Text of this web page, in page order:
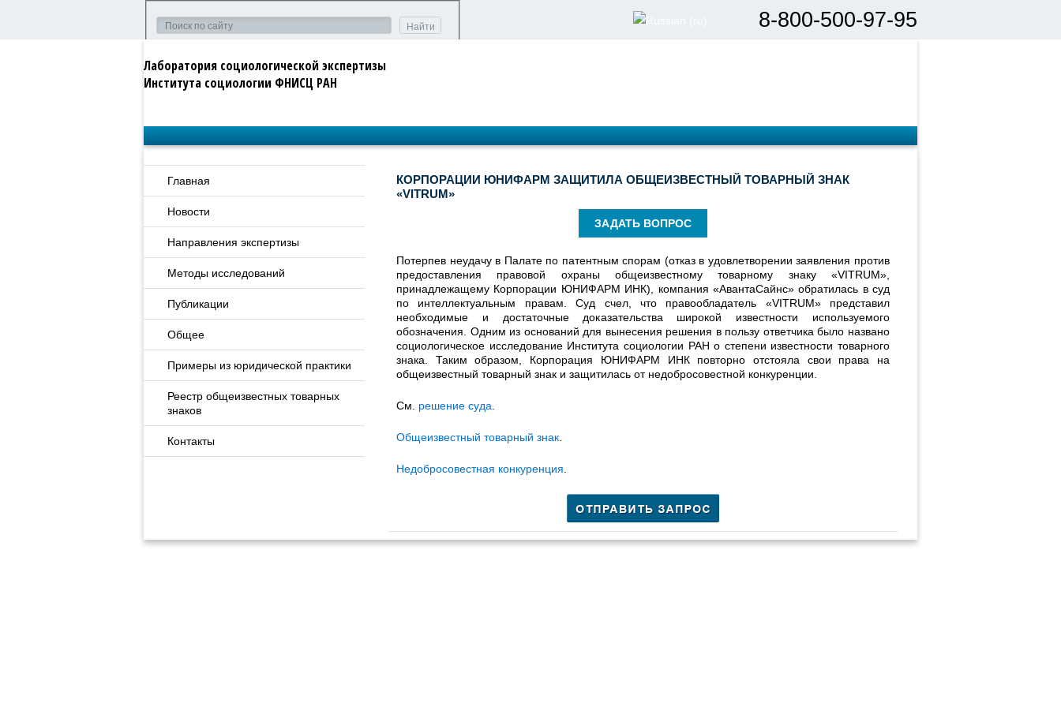
Найти 8-800-500-97-95
Лаборатория социологической экспертизы
Института социологии ФНИСЦ РАН
Главная
Новости
Направления экспертизы
Методы исследований
Публикации
Общее
Примеры из юридической практики
Реестр общеизвестных товарных
знаков
Контакты
КОРПОРАЦИИ ЮНИФАРМ ЗАЩИТИЛА ОБЩЕИЗВЕСТНЫЙ ТОВАРНЫЙ ЗНАК
«VITRUM»
ЗАДАТЬ ВОПРОС
Потерпев неудачу в Палате по патентным спорам (отказ в удовлетворении заявления против
предоставления правовой охраны общеизвестному товарному знаку «VITRUM»,
принадлежащему Корпорации ЮНИФАРМ ИНК), компания «АвантаСайнс» обратилась в суд
по интеллектуальным правам. Суд счел, что правообладатель «VITRUM» представил
необходимые и достаточные доказательства широкой известности используемого
обозначения. Одним из оснований для вынесения решения в пользу ответчика было названо
социологическое исследование Института социологии РАН о степени известности товарного
знака. Таким образом, Корпорация ЮНИФАРМ ИНК повторно отстояла свои права на
общеизвестный товарный знак и защитилась от недобросовестной конкуренции.
См. решение суда
Общеизвестный товарный знак
Недобросовестная конкуренция